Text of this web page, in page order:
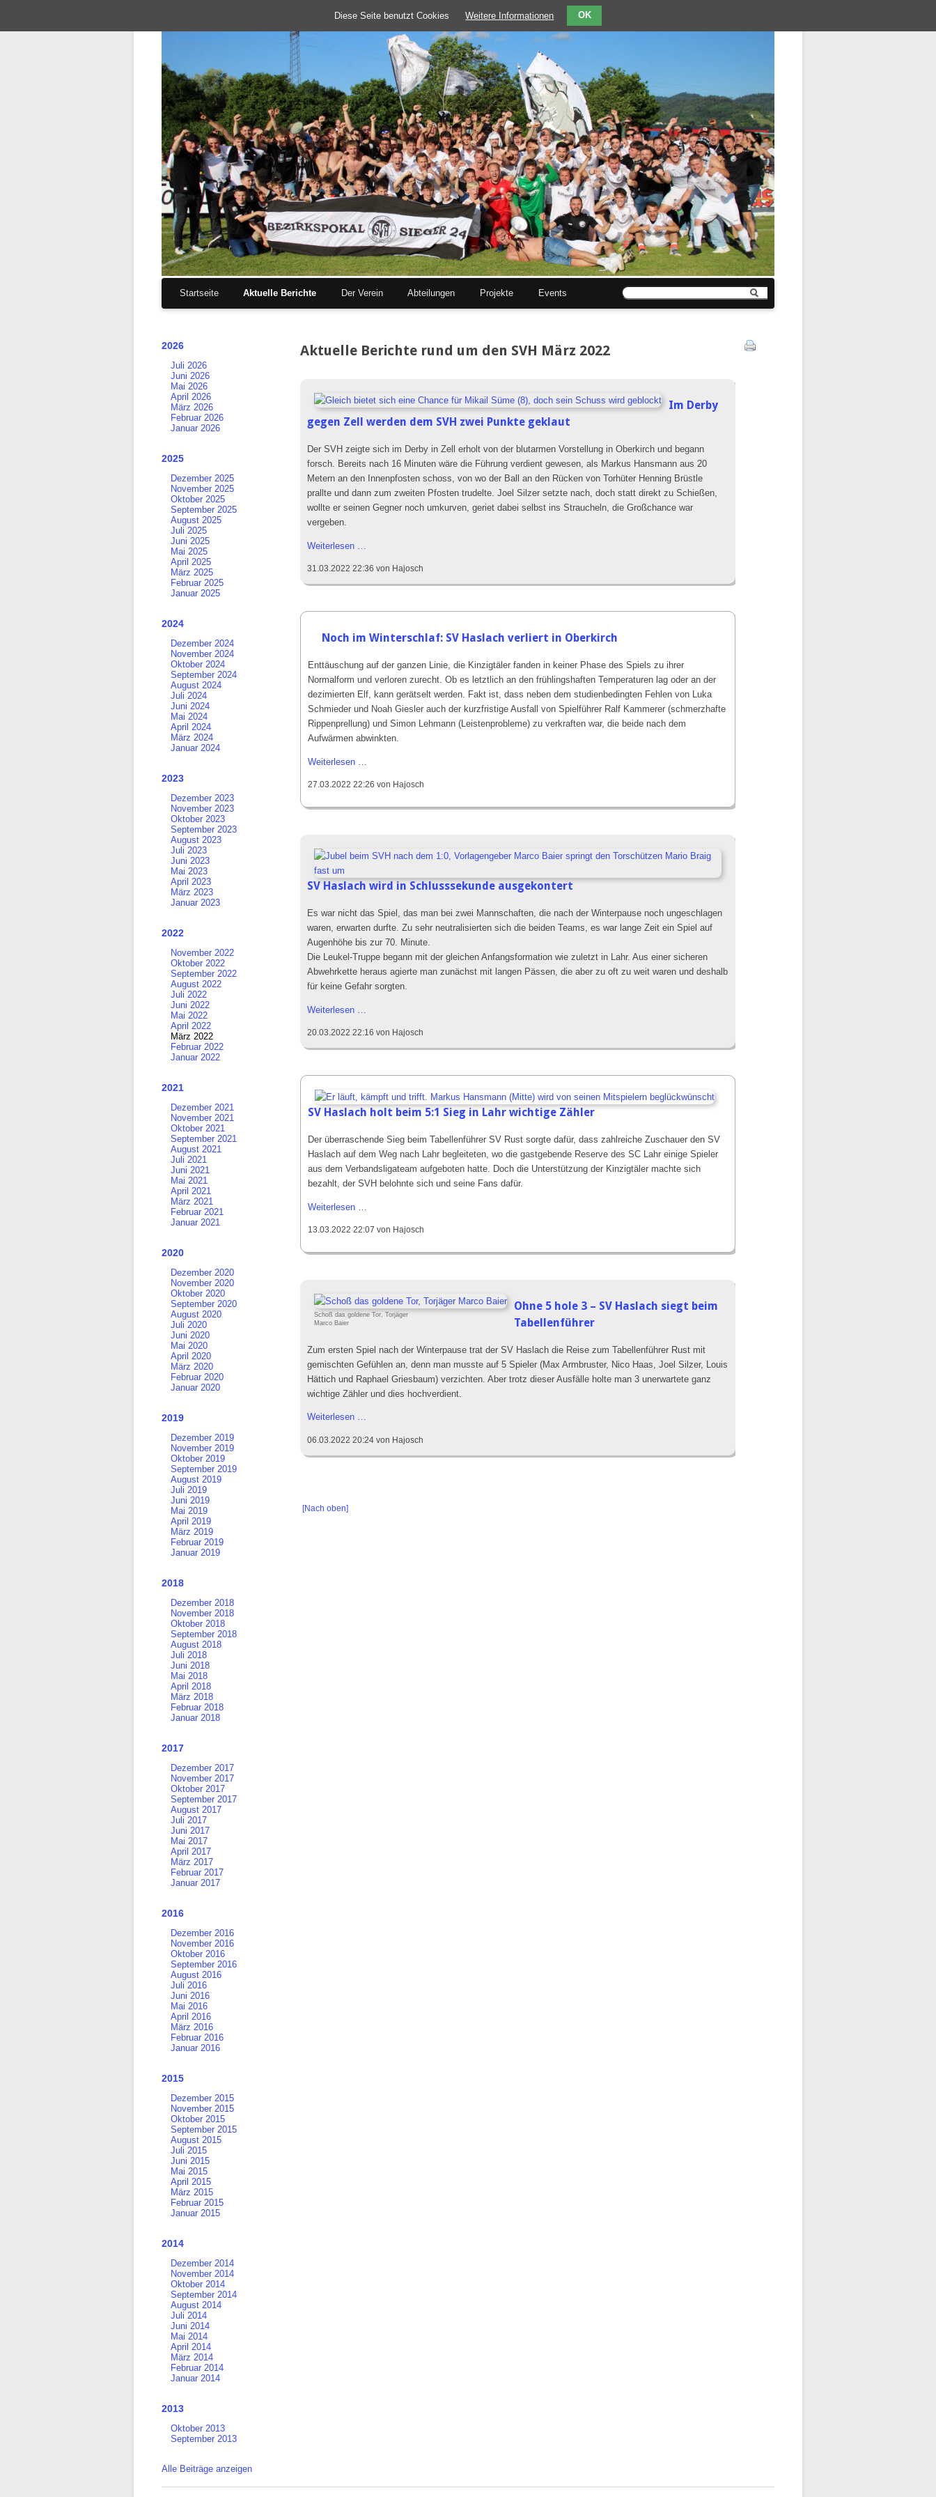
Navigation
Startseite Aktuelle Berichte Der Verein Abteilungen Projekte Events
Aktuelle Berichte rund um den SVH März 2022
Im Derby
gegen Zell werden dem SVH zwei Punkte geklaut
Der SVH zeigte sich im Derby in Zell erholt von der blutarmen Vorstellung in Oberkirch und begann
forsch. Bereits nach 16 Minuten wäre die Führung verdient gewesen, als Markus Hansmann aus 20
Metern an den Innenpfosten schoss, von wo der Ball an den Rücken von Torhüter Henning Brüstle
prallte und dann zum zweiten Pfosten trudelte. Joel Silzer setzte nach, doch statt direkt zu Schießen,
wollte er seinen Gegner noch umkurven, geriet dabei selbst ins Straucheln, die Großchance war
vergeben.
Weiterlesen …
gegen
Zell
SVH
Punkte
geklaut
31.03.2022 22:36 von Hajosch
Noch im Winterschlaf: SV Haslach verliert in Oberkirch
Enttäuschung auf der ganzen Linie, die Kinzigtäler fanden in keiner Phase des Spiels zu ihrer
Normalform und verloren zurecht. Ob es letztlich an den frühlingshaften Temperaturen lag oder an der
dezimierten Elf, kann gerätselt werden. Fakt ist, dass neben dem studienbedingten Fehlen von Luka
Schmieder und Noah Giesler auch der kurzfristige Ausfall von Spielführer Ralf Kammerer (schmerzhafte
Rippenprellung) und Simon Lehmann (Leistenprobleme) zu verkraften war, die beide nach dem
Aufwärmen abwinkten.
Weiterlesen …
Winterschlaf:
SV
27.03.2022 22:26 von Hajosch
SV Haslach wird in Schlusssekunde ausgekontert
Es war nicht das Spiel, das man bei zwei Mannschaften, die nach der Winterpause noch ungeschlagen
waren, erwarten durfte. Zu sehr neutralisierten sich die beiden Teams, es war lange Zeit ein Spiel auf
Augenhöhe bis zur 70. Minute.
Die Leukel-Truppe begann mit der gleichen Anfangsformation wie zuletzt in Lahr. Aus einer sicheren
Abwehrkette heraus agierte man zunächst mit langen Pässen, die aber zu oft zu weit waren und deshalb
für keine Gefahr sorgten.
Weiterlesen …
wird
in
20.03.2022 22:16 von Hajosch
SV Haslach holt beim 5:1 Sieg in Lahr wichtige Zähler
Der überraschende Sieg beim Tabellenführer SV Rust sorgte dafür, dass zahlreiche Zuschauer den SV
Haslach auf dem Weg nach Lahr begleiteten, wo die gastgebende Reserve des SC Lahr einige Spieler
aus dem Verbandsligateam aufgeboten hatte. Doch die Unterstützung der Kinzigtäler machte sich
bezahlt, der SVH belohnte sich und seine Fans dafür.
Weiterlesen …
holt
beim
Lahr
13.03.2022 22:07 von Hajosch
Schoß das goldene Tor, Torjäger
Marco Baier
Ohne 5 hole 3 – SV Haslach siegt beim
Tabellenführer
Zum ersten Spiel nach der Winterpause trat der SV Haslach die Reise zum Tabellenführer Rust mit
gemischten Gefühlen an, denn man musste auf 5 Spieler (Max Armbruster, Nico Haas, Joel Silzer, Louis
Hättich und Raphael Griesbaum) verzichten. Aber trotz dieser Ausfälle holte man 3 unerwartete ganz
wichtige Zähler und dies hochverdient.
Weiterlesen …
hole
3
06.03.2022 20:24 von Hajosch
[Nach oben]
2026
Juli 2026
Juni 2026
Mai 2026
April 2026
März 2026
Februar 2026
Januar 2026
2025
Dezember 2025
November 2025
Oktober 2025
September 2025
August 2025
Juli 2025
Juni 2025
Mai 2025
April 2025
März 2025
Februar 2025
Januar 2025
2024
Dezember 2024
November 2024
Oktober 2024
September 2024
August 2024
Juli 2024
Juni 2024
Mai 2024
April 2024
März 2024
Januar 2024
2023
Dezember 2023
November 2023
Oktober 2023
September 2023
August 2023
Juli 2023
Juni 2023
Mai 2023
April 2023
März 2023
Januar 2023
2022
November 2022
Oktober 2022
September 2022
August 2022
Juli 2022
Juni 2022
Mai 2022
April 2022
März 2022
Februar 2022
Januar 2022
2021
Dezember 2021
November 2021
Oktober 2021
September 2021
August 2021
Juli 2021
Juni 2021
Mai 2021
April 2021
März 2021
Februar 2021
Januar 2021
2020
Dezember 2020
November 2020
Oktober 2020
September 2020
August 2020
Juli 2020
Juni 2020
Mai 2020
April 2020
März 2020
Februar 2020
Januar 2020
2019
Dezember 2019
November 2019
Oktober 2019
September 2019
August 2019
Juli 2019
Juni 2019
Mai 2019
April 2019
März 2019
Februar 2019
Januar 2019
2018
Dezember 2018
November 2018
Oktober 2018
September 2018
August 2018
Juli 2018
Juni 2018
Mai 2018
April 2018
März 2018
Februar 2018
Januar 2018
2017
Dezember 2017
November 2017
Oktober 2017
September 2017
August 2017
Juli 2017
Juni 2017
Mai 2017
April 2017
März 2017
Februar 2017
Januar 2017
2016
Dezember 2016
November 2016
Oktober 2016
September 2016
August 2016
Juli 2016
Juni 2016
Mai 2016
April 2016
März 2016
Februar 2016
Januar 2016
2015
Dezember 2015
November 2015
Oktober 2015
September 2015
August 2015
Juli 2015
Juni 2015
Mai 2015
April 2015
März 2015
Februar 2015
Januar 2015
2014
Dezember 2014
November 2014
Oktober 2014
September 2014
August 2014
Juli 2014
Juni 2014
Mai 2014
April 2014
März 2014
Februar 2014
Januar 2014
2013
Oktober 2013
September 2013
Alle Beiträge anzeigen
Diese Seite benutzt Cookies Weitere Informationen OK